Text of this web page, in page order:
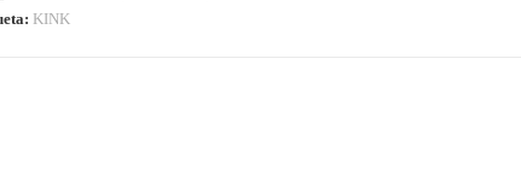
KINK